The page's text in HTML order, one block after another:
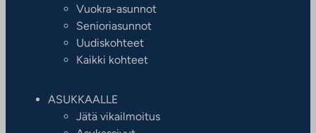
Vuokra-asunnot
Senioriasunnot
Uudiskohteet
Kaikki kohteet
ASUKKAALLE
Jätä vikailmoitus